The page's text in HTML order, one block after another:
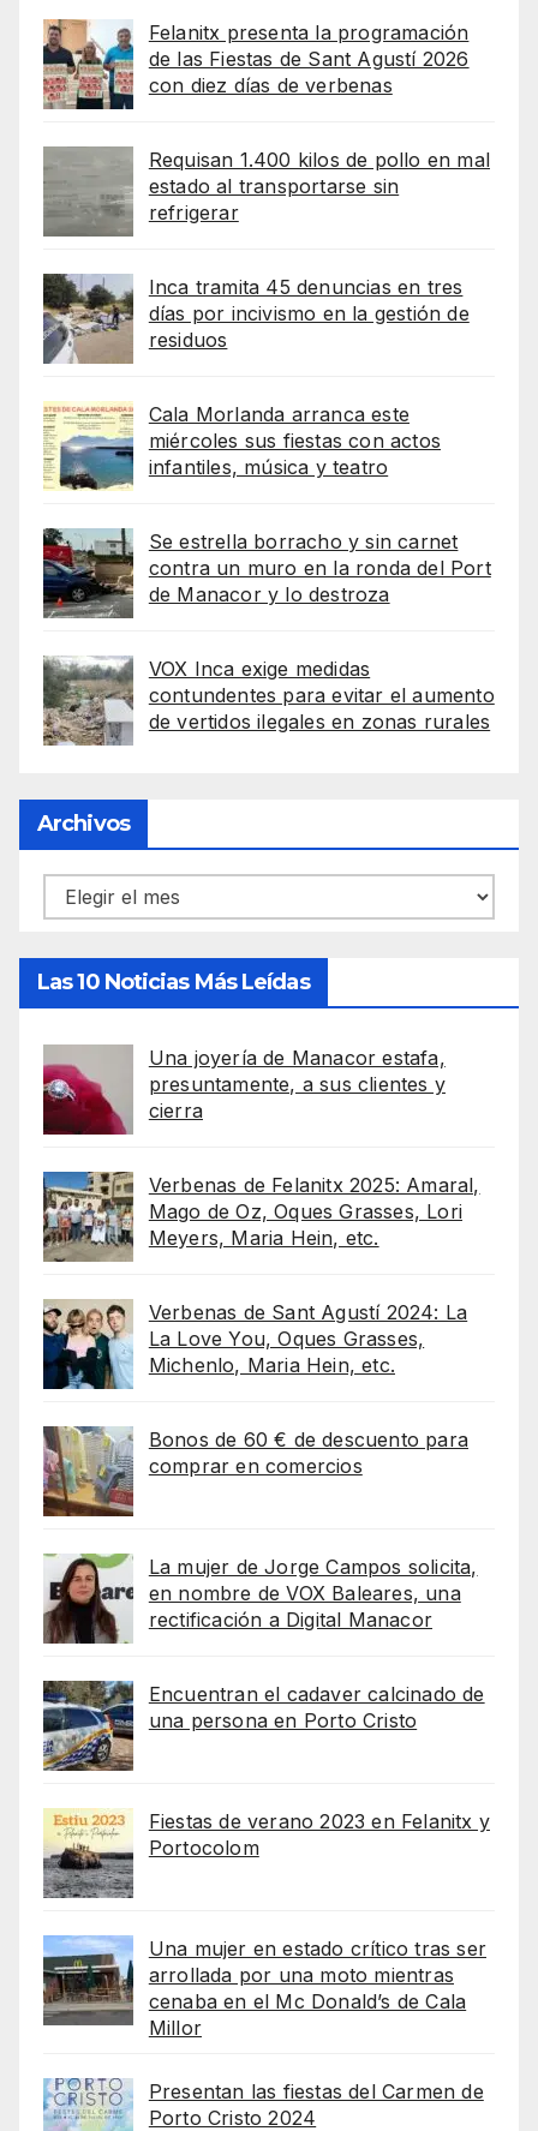
Felanitx presenta la programación
de las Fiestas de Sant Agustí 2026
con diez días de verbenas
Requisan 1.400 kilos de pollo en mal
estado al transportarse sin
refrigerar
Inca tramita 45 denuncias en tres
días por incivismo en la gestión de
residuos
Cala Morlanda arranca este
miércoles sus fiestas con actos
infantiles, música y teatro
Se estrella borracho y sin carnet
contra un muro en la ronda del Port
de Manacor y lo destroza
VOX Inca exige medidas
contundentes para evitar el aumento
de vertidos ilegales en zonas rurales
Archivos
Archivos
Las 10 Noticias Más Leídas
Una joyería de Manacor estafa,
presuntamente, a sus clientes y
cierra
Verbenas de Felanitx 2025: Amaral,
Mago de Oz, Oques Grasses, Lori
Meyers, Maria Hein, etc.
Verbenas de Sant Agustí 2024: La
La Love You, Oques Grasses,
Michenlo, Maria Hein, etc.
Bonos de 60 € de descuento para
comprar en comercios
La mujer de Jorge Campos solicita,
en nombre de VOX Baleares, una
rectificación a Digital Manacor
Encuentran el cadaver calcinado de
una persona en Porto Cristo
Fiestas de verano 2023 en Felanitx y
Portocolom
Una mujer en estado crítico tras ser
arrollada por una moto mientras
cenaba en el Mc Donald’s de Cala
Millor
Presentan las fiestas del Carmen de
Porto Cristo 2024